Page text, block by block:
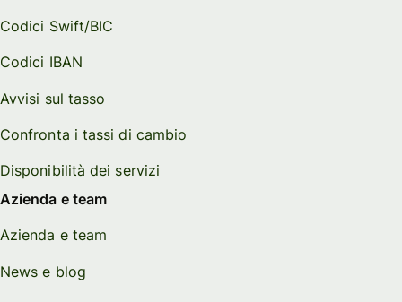
Codici Swift/BIC
Codici IBAN
Avvisi sul tasso
Confronta i tassi di cambio
Disponibilità dei servizi
Azienda e team
Azienda e team
News e blog